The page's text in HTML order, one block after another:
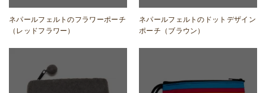
ネパールフェルトのフラワーポーチ
（レッドフラワー）
ネパールフェルトのドットデザイン
ポーチ（ブラウン）